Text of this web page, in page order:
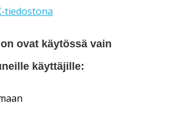
tiedostona
ovat käytössä vain
käyttäjille: